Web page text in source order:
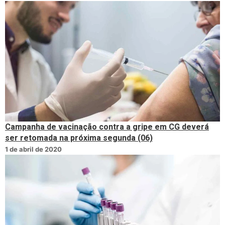
Campanha de vacinação contra a gripe em CG deverá
ser retomada na próxima segunda (06)
1 de abril de 2020